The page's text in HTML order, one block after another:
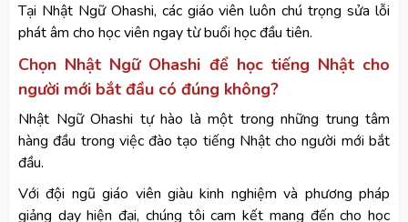
Tại Nhật Ngữ Ohashi, các giáo viên luôn chú trọng sửa lỗi
phát âm cho học viên ngay từ buổi học đầu tiên.
Chọn Nhật Ngữ Ohashi để học tiếng Nhật cho
người mới bắt đầu có đúng không?
Nhật Ngữ Ohashi tự hào là một trong những trung tâm
hàng đầu trong việc đào tạo tiếng Nhật cho người mới bắt
đầu.
Với đội ngũ giáo viên giàu kinh nghiệm và phương pháp
giảng dạy hiện đại, chúng tôi cam kết mang đến cho học